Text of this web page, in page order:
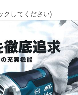
クしてください)